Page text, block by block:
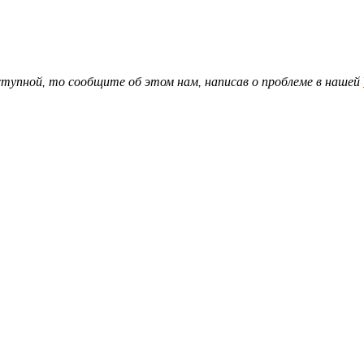
то сообщите об этом нам, написав о проблеме в нашей